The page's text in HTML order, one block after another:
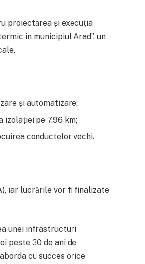
proiectarea și execuția
în municipiul Arad”, un
și automatizare;
izolației pe 7.96 km;
conductelor vechi.
iar lucrările vor fi finalizate
unei infrastructuri
peste 30 de ani de
cu succes orice